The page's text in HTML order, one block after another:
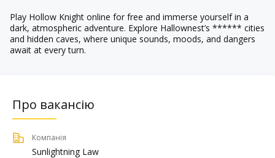
Play Hollow Knight online for free and immerse yourself in a
dark, atmospheric adventure. Explore Hallownest’s ****** cities
and hidden caves, where unique sounds, moods, and dangers
await at every turn.
Про вакансію
Компанія
Sunlightning Law